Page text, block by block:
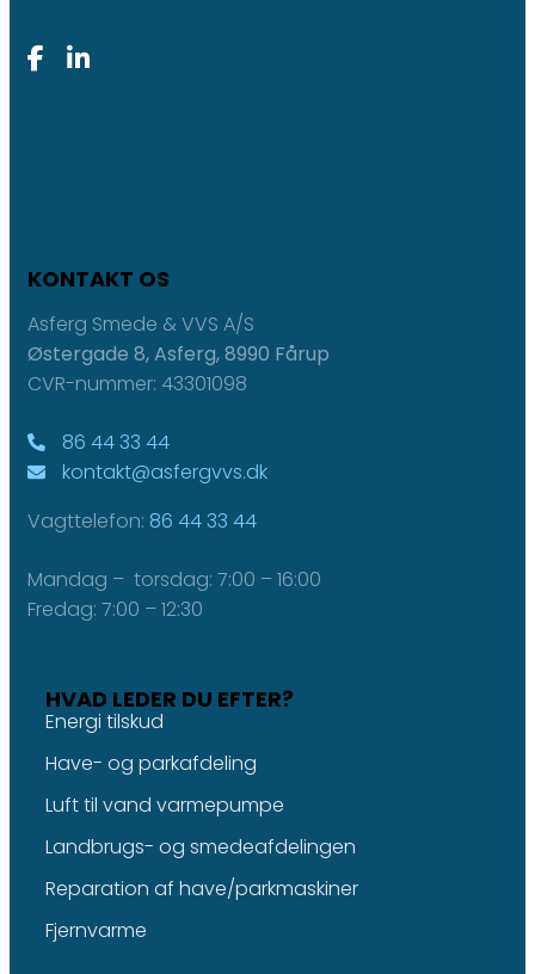
KONTAKT OS
Asferg Smede & VVS A/S
Østergade 8, Asferg, 8990 Fårup
CVR-nummer: 43301098
86 44 33 44
kontakt@asfergvvs.dk
Vagttelefon: 86 44 33 44
Mandag – torsdag: 7:00 – 16:00
Fredag: 7:00 – 12:30
HVAD LEDER DU EFTER?
Energi tilskud
Have- og parkafdeling
Luft til vand varmepumpe
Landbrugs- og smedeafdelingen
Reparation af have/parkmaskiner
Fjernvarme